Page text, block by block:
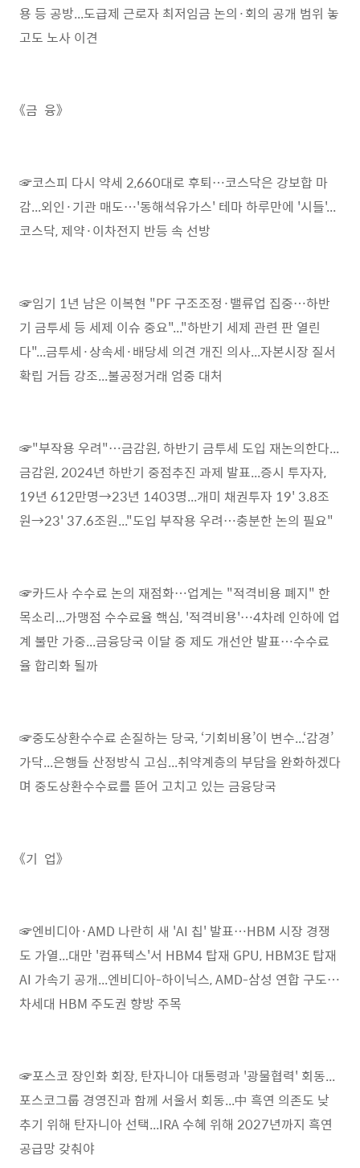
용 등 공방...도급제 근로자 최저임금 논의·회의 공개 범위 놓
고도 노사 이견
《금 융》
☞코스피 다시 약세 2,660대로 후퇴…코스닥은 강보합 마
감...외인·기관 매도…'동해석유가스' 테마 하루만에 '시들'...
코스닥, 제약·이차전지 반등 속 선방
☞임기 1년 남은 이복현 "PF 구조조정·밸류업 집중…하반
기 금투세 등 세제 이슈 중요"..."하반기 세제 관련 판 열린
다"...금투세·상속세·배당세 의견 개진 의사...자본시장 질서
확립 거듭 강조...불공정거래 엄중 대처
☞"부작용 우려"…금감원, 하반기 금투세 도입 재논의한다...
금감원, 2024년 하반기 중점추진 과제 발표...증시 투자자,
19년 612만명→23년 1403명...개미 채권투자 19' 3.8조
원→23' 37.6조원..."도입 부작용 우려…충분한 논의 필요"
☞카드사 수수료 논의 재점화…업계는 "적격비용 폐지" 한
목소리...가맹점 수수료율 핵심, '적격비용'…4차례 인하에 업
계 불만 가중...금융당국 이달 중 제도 개선안 발표…수수료
율 합리화 될까
☞중도상환수수료 손질하는 당국, ‘기회비용’이 변수...‘감경’
가닥...은행들 산정방식 고심...취약계층의 부담을 완화하겠다
며 중도상환수수료를 뜯어 고치고 있는 금융당국
《기 업》
☞엔비디아·AMD 나란히 새 'AI 칩' 발표…HBM 시장 경쟁
도 가열...대만 '컴퓨텍스'서 HBM4 탑재 GPU, HBM3E 탑재
AI 가속기 공개...엔비디아-하이닉스, AMD-삼성 연합 구도…
차세대 HBM 주도권 향방 주목
☞포스코 장인화 회장, 탄자니아 대통령과 '광물협력' 회동...
포스코그룹 경영진과 함께 서울서 회동...中 흑연 의존도 낮
추기 위해 탄자니아 선택...IRA 수혜 위해 2027년까지 흑연
공급망 갖춰야